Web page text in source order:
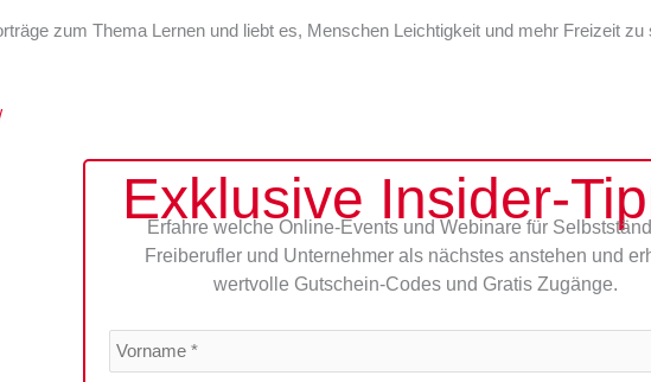
zum Thema Lernen und liebt es, Menschen Leichtigkeit und mehr Freizeit
Exklusive Insider-
Erfahre welche Online-Events und Webinare für
Freiberufler und Unternehmer als nächstes anstehen und
wertvolle Gutschein-Codes und Gratis Zugänge.